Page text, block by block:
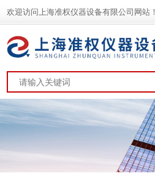
欢迎访问上海准权仪器设备有限公司网站！